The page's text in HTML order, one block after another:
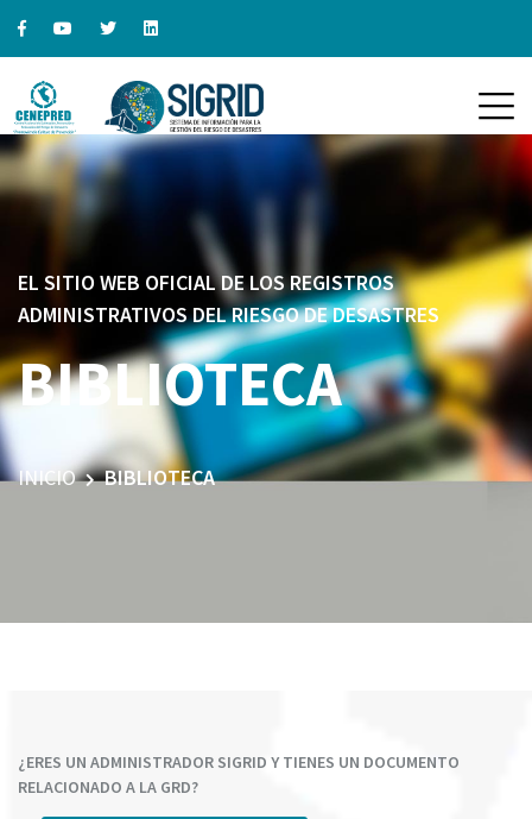
EL SITIO WEB OFICIAL DE LOS REGISTROS
ADMINISTRATIVOS DEL RIESGO DE DESASTRES
BIBLIOTECA
INICIO BIBLIOTECA
¿ERES UN ADMINISTRADOR SIGRID Y TIENES UN DOCUMENTO
RELACIONADO A LA GRD?